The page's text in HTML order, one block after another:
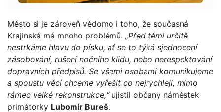
Město si je zároveň vědomo i toho, že současná
Krajinská má mnoho problémů. „Před těmi určitě
nestrkáme hlavu do písku, ať se to týká sjednocení
zásobování, rušení nočního klidu, nebo nerespektování
dopravních předpisů. Se všemi osobami komunikujeme
a spoustu věcí chceme vyřešit co nejrychleji, mimo
rámec velké rekonstrukce,“ujistil občany náměstek
primátorky Lubomír Bureš.